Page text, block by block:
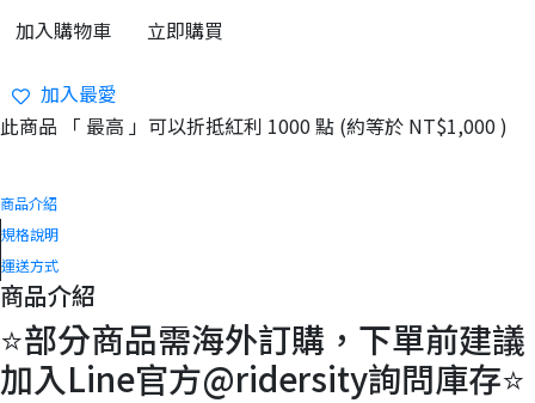
加入購物車 立即購買
加入最愛
此商品 「 最高 」可以折抵紅利 1000點 (約等於 NT$1,000)
商品介紹
規格說明
運送方式
商品介紹
⭐️部分商品需海外訂購，下單前建議
加入Line官方@ridersity詢問庫存⭐️